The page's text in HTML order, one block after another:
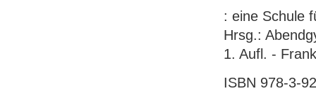
: eine Schule
Hrsg.:
1. Aufl. -
ISBN 978-3-